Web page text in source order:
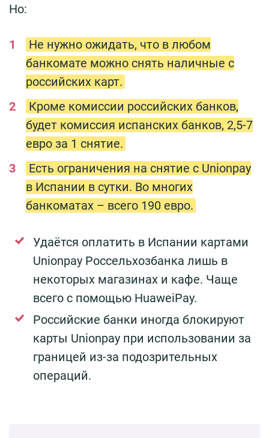
Но:
Не нужно ожидать, что в любом
банкомате можно снять наличные с
российских карт.
Кроме комиссии российских банков,
будет комиссия испанских банков, 2,5-7
евро за 1 снятие.
Есть ограничения на снятие с Unionpay
в Испании в сутки. Во многих
банкоматах – всего 190 евро.
Удаётся оплатить в Испании картами
Unionpay Россельхозбанка лишь в
некоторых магазинах и кафе. Чаще
всего с помощью HuaweiPay.
Российские банки иногда блокируют
карты Unionpay при использовании за
границей из-за подозрительных
операций.